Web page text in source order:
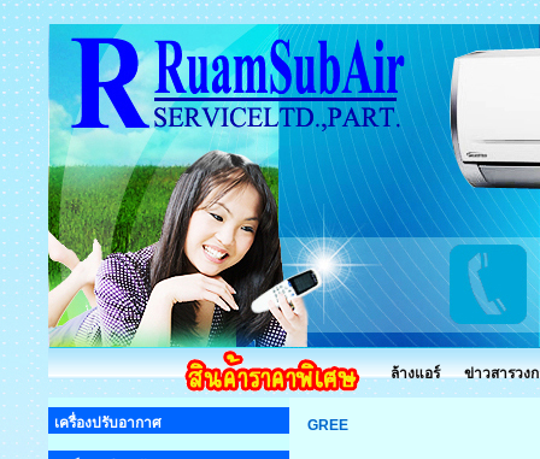
ล้างแอร์ ข่าวสารวง
เครื่องปรับอากาศ GREE